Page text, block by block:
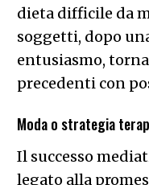
dieta difficile da
soggetti, dopo
entusiasmo,
precedenti con
Moda o strategia
Il successo
legato alla